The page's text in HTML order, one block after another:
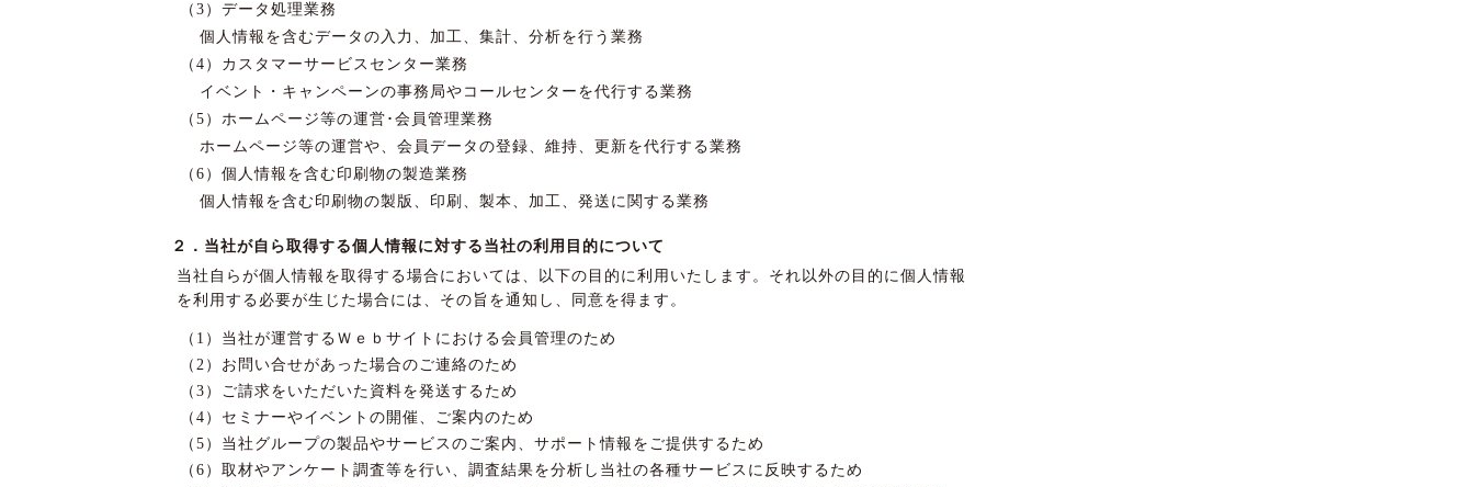
（3）データ処理業務
個人情報を含むデータの入力、加工、集計、分析を行う業務
（4）カスタマーサービスセンター業務
イベント・キャンペーンの事務局やコールセンターを代行する業務
（5）ホームページ等の運営･会員管理業務
ホームページ等の運営や、会員データの登録、維持、更新を代行する業務
（6）個人情報を含む印刷物の製造業務
個人情報を含む印刷物の製版、印刷、製本、加工、発送に関する業務
２．当社が自ら取得する個人情報に対する当社の利用目的について
当社自らが個人情報を取得する場合においては、以下の目的に利用いたします。それ以外の目的に個人情報
を利用する必要が生じた場合には、その旨を通知し、同意を得ます。
（1）当社が運営するＷｅｂサイトにおける会員管理のため
（2）お問い合せがあった場合のご連絡のため
（3）ご請求をいただいた資料を発送するため
（4）セミナーやイベントの開催、ご案内のため
（5）当社グループの製品やサービスのご案内、サポート情報をご提供するため
（6）取材やアンケート調査等を行い、調査結果を分析し当社の各種サービスに反映するため